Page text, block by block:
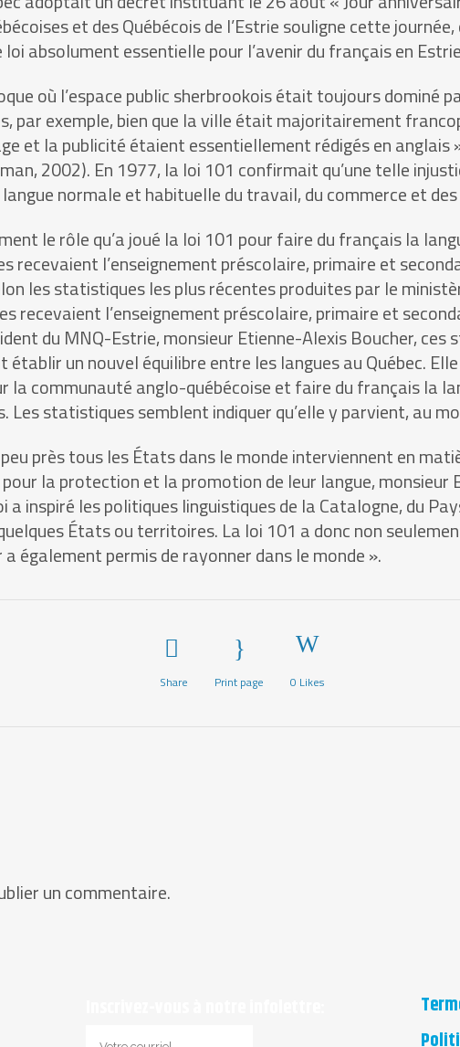
et des Québécois de l’Estrie souligne cette
absolument essentielle pour l’avenir du français en
où l’espace public sherbrookois était toujours dominé
par exemple, bien que la ville était majoritairement
et la publicité étaient essentiellement rédigés en anglais
2002). En 1977, la loi 101 confirmait qu’une telle
normale et habituelle du travail, du commerce et
le rôle qu’a joué la loi 101 pour faire du français la
recevaient l’enseignement préscolaire, primaire et
les statistiques les plus récentes produites par le
recevaient l’enseignement préscolaire, primaire et
du MNQ-Estrie, monsieur Etienne-Alexis Boucher,
établir un nouvel équilibre entre les langues au Québec.
la communauté anglo-québécoise et faire du français la
statistiques semblent indiquer qu’elle y parvient, au
près tous les États dans le monde interviennent en
la protection et la promotion de leur langue, monsieur
inspiré les politiques linguistiques de la Catalogne, du
États ou territoires. La loi 101 a donc non
également permis de rayonner dans le monde ».
Share Print page 0 Likes
un commentaire.